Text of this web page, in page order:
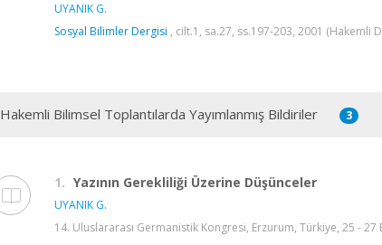
UYANIK G.
Sosyal Bilimler Dergisi , cilt.1, sa.27, ss.197-203, 2001 (Hakemli
Hakemli Bilimsel Toplantılarda Yayımlanmış Bildiriler 3
1. Yazının Gerekliliği Üzerine Düşünceler
UYANIK G.
14. Uluslararası Germanistik Kongresi, Erzurum, Türkiye, 25 -